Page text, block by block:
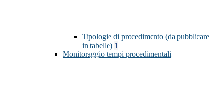
Tipologie di procedimento (da pubblicare
in tabelle) 1
Monitoraggio tempi procedimentali